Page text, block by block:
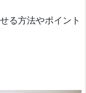
る方法やポイント